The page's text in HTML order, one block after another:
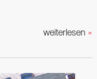
weiterlesen »